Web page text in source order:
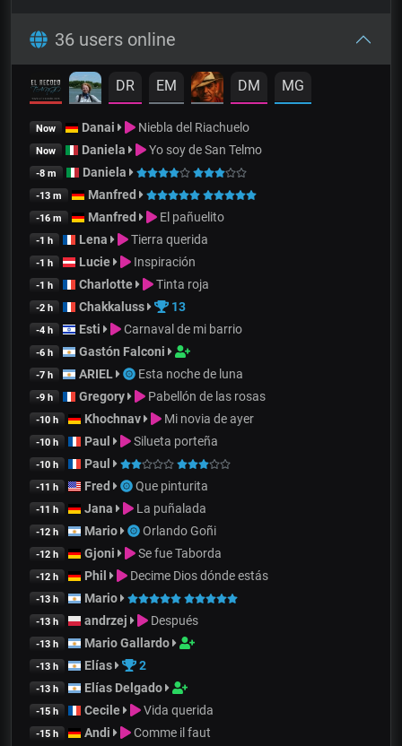
36 users online
DR EM DM MG
Now Danai Niebla del Riachuelo
Now Daniela Yo soy de San Telmo
-8 m Daniela
-13 m Manfred
-16 m Manfred El pañuelito
-1 h Lena Tierra querida
-1 h Lucie Inspiración
-1 h Charlotte Tinta roja
-2 h Chakkaluss 13
-4 h Esti Carnaval de mi barrio
-6 h Gastón Falconi
-7 h ARIEL Esta noche de luna
-9 h Gregory Pabellón de las rosas
-10 h Khochnav Mi novia de ayer
-10 h Paul Silueta porteña
-10 h Paul
-11 h Fred Que pinturita
-11 h Jana La puñalada
-12 h Mario Orlando Goñi
-12 h Gjoni Se fue Taborda
-12 h Phil Decime Dios dónde estás
-13 h Mario
-13 h andrzej Después
-13 h Mario Gallardo
-13 h Elías 2
-13 h Elías Delgado
-15 h Cecile Vida querida
-15 h Andi Comme il faut